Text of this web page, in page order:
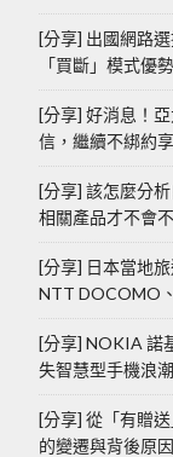
[分享] 出國網路
「買斷」模式優
[分享] 好消息！
信，繼續不綁約
[分享] 該怎麼分
相關產品才不會
[分享] 日本當地
NTT DOCOMO
[分享] NOKIA 諾
失智慧型手機浪
[分享] 從「有贈
的變遷與背後原因